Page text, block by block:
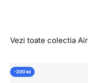
Vezi toate colectia
-200 lei